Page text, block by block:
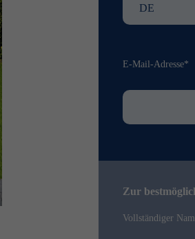
E-Mail-Adresse*
Zur
Vollständiger